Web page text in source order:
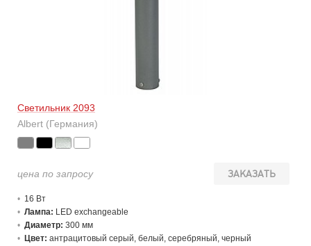
Светильник 2093
Albert (Германия)
ЗАКАЗАТЬ
цена по запросу
16 Вт
Лампа: LED exchangeable
Диаметр: 300 мм
Цвет: антрацитовый серый, белый, серебряный, черный